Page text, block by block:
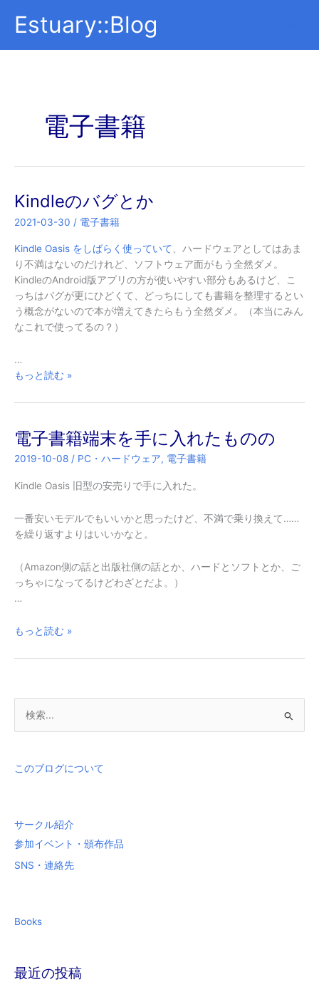
Estuary::Blog
電子書籍
Kindleのバグとか
2021-03-30 / 電子書籍
Kindle Oasis をしばらく使っていて 、ハードウェアとしてはあま
り不満はないのだけれど、ソフトウェア面がもう全然ダメ。
KindleのAndroid版アプリの方が使いやすい部分もあるけど、こ
っちはバグが更にひどくて、どっちにしても書籍を整理するとい
う概念がないので本が増えてきたらもう全然ダメ。（本当にみん
なこれで使ってるの？）
…
Kindle
バ
と
か
もっと読む »
電子書籍端末を手に入れたものの
2019-10-08 / PC・ハードウェア, 電子書籍
Kindle Oasis 旧型の安売りで手に入れた。
一番安いモデルでもいいかと思ったけど、不満で乗り換えて……
を繰り返すよりはいいかなと。
（Amazon側の話と出版社側の話とか、ハードとソフトとか、ご
っちゃになってるけどわざとだよ。）
…
電
書
入
の
の
もっと読む »
象
このブログについて
サークル紹介
参加イベント・頒布作品
SNS・連絡先
Books
最近の投稿